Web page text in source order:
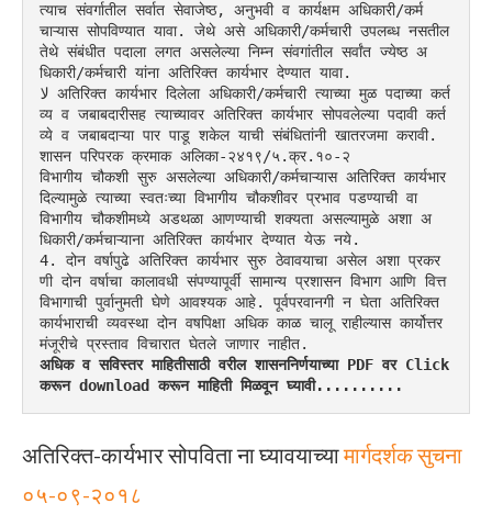
त्याच संवर्गातील सर्वात सेवाजेष्ठ, अनुभवी व कार्यक्षम अधिकारी/कर्म
चाऱ्यास सोपविण्यात यावा. जेथे असे अधिकारी/कर्मचारी उपलब्ध नसतील
तेथे संबंधीत पदाला लगत असलेल्या निम्न संवगांतील सर्वांत ज्येष्ठ अ
धिकारी/कर्मचारी यांना अतिरिक्त कार्यभार देण्यात यावा.
لا अतिरिक्त कार्यभार दिलेला अधिकारी/कर्मचारी त्याच्या मुळ पदाच्या कर्त
व्य व जबाबदारीसह त्याच्यावर अतिरिक्त कार्यभार सोपवलेल्या पदावी कर्त
व्ये व जबाबदाऱ्या पार पाडू शकेल याची संबंधितांनी खातरजमा करावी.
शासन परिपरक क्रमाक अलिका-२४१९/५.क्र.१०-२
विभागीय चौकशी सुरु असलेल्या अधिकारी/कर्मचाऱ्यास अतिरिक्त कार्यभार
दिल्यामुळे त्याच्या स्वतःच्या विभागीय चौकशीवर प्रभाव पडण्याची वा
विभागीय चौकशीमध्ये अडथळा आणण्याची शक्यता असल्यामुळे अशा अ
धिकारी/कर्मचाऱ्याना अतिरिक्त कार्यभार देण्यात येऊ नये.
4. दोन वर्षापुढे अतिरिक्त कार्यभार सुरु ठेवावयाचा असेल अशा प्रकर
णी दोन वर्षाचा कालावधी संपण्यापूर्वी सामान्य प्रशासन विभाग आणि वित्त
विभागाची पुर्वानुमती घेणे आवश्यक आहे. पूर्वपरवानगी न घेता अतिरिक्त
कार्यभाराची व्यवस्था दोन वषपिक्षा अधिक काळ चालू राहील्यास कार्योत्तर
मंजूरीचे प्रस्ताव विचारात घेतले जाणार नाहीत.
अधिक व सविस्तर माहितीसाठी वरील शासननिर्णयाच्या PDF वर Click
करून download करून माहिती मिळवून घ्यावी..........
अतिरिक्त-कार्यभार सोपविता ना घ्यावयाच्यामार्गदर्शक सुचना
०५-०९-२०१८